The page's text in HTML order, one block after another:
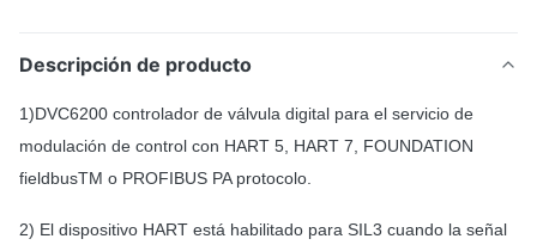
Descripción de producto
1)DVC6200 controlador de válvula digital para el servicio de
modulación de control con HART 5, HART 7, FOUNDATION
fieldbusTM o PROFIBUS PA protocolo.
2) El dispositivo HART está habilitado para SIL3 cuando la señal